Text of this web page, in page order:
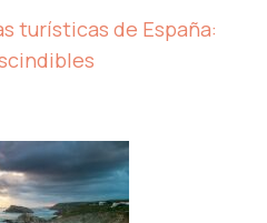
turísticas de España: